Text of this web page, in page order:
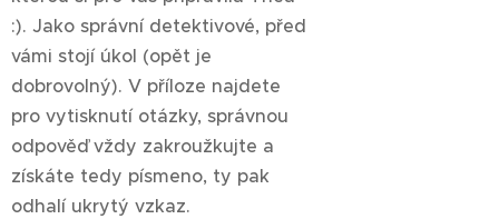
:). Jako správní detektivové, před
vámi stojí úkol (opět je
dobrovolný). V příloze najdete
pro vytisknutí otázky, správnou
odpověď vždy zakroužkujte a
získáte tedy písmeno, ty pak
odhalí ukrytý vzkaz.